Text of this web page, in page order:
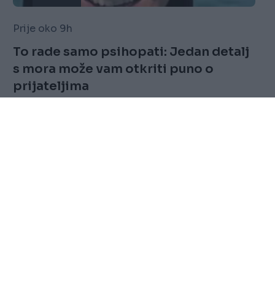
Prije oko 9h
To rade samo psihopati: Jedan detalj
s mora može vam otkriti puno o
prijateljima